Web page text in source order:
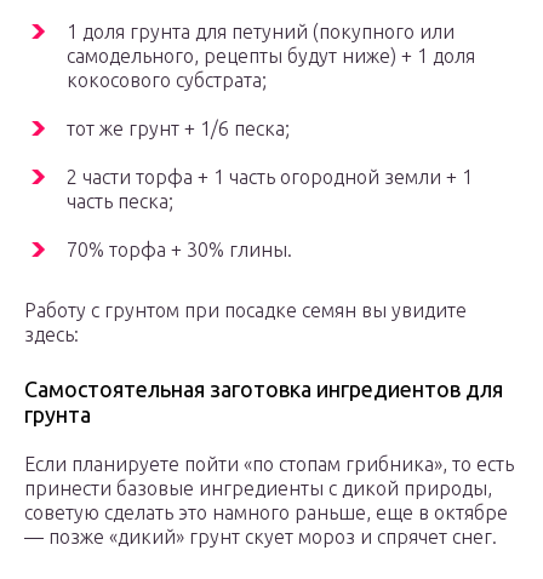
1 доля грунта для петуний (покупного или
самодельного, рецепты будут ниже) + 1 доля
кокосового субстрата;
тот же грунт + 1/6 песка;
2 части торфа + 1 часть огородной земли + 1
часть песка;
70% торфа + 30% глины.
Работу с грунтом при посадке семян вы увидите
здесь:
Самостоятельная заготовка ингредиентов для
грунта
Если планируете пойти «по стопам грибника», то есть
принести базовые ингредиенты с дикой природы,
советую сделать это намного раньше, еще в октябре
— позже «дикий» грунт скует мороз и спрячет снег.